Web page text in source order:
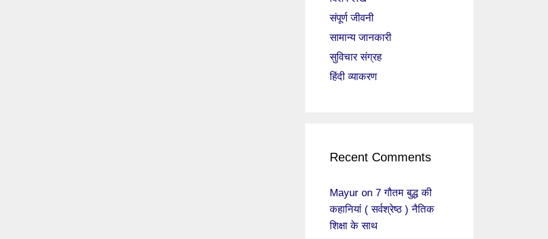
संपूर्ण जीवनी
सामान्य जानकारी
सुविचार संग्रह
हिंदी व्याकरण
Recent Comments
Mayur on 7 गौतम बुद्ध की
कहानियां ( सर्वश्रेष्ठ ) नैतिक
शिक्षा के साथ